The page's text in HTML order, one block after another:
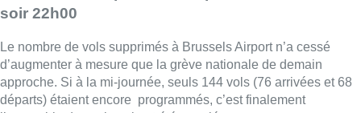
février 22h et mercredi 13 février 22h, indique mardi skeyes
“Malgré tous les efforts déployés par la direction de skeyes,
l’entreprise n’a pas une connaissance suffisante de
l’occupation en personnel pendant la grève nationale six